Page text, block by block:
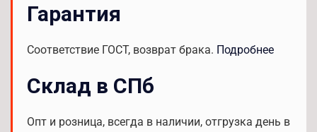
Гарантия
Соответствие ГОСТ, возврат брака. Подробнее
Склад в СПб
Опт и розница, всегда в наличии, отгрузка день в